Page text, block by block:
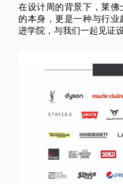
在设计周的背景下，莱
的本身，更是一种与行
进学院，与我们一起见证